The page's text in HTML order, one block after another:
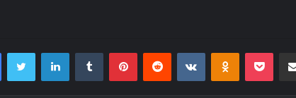
FacebookTwitter LinkedInTumblr PinterestReddit VKontakteOdnoklassniki